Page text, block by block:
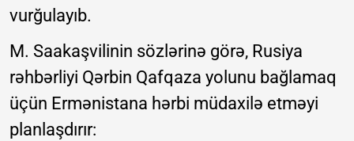
vurğulayıb.
M. Saakaşvilinin sözlərinə görə, Rusiya
rəhbərliyi Qərbin Qafqaza yolunu bağlamaq
üçün Ermənistana hərbi müdaxilə etməyi
planlaşdırır: